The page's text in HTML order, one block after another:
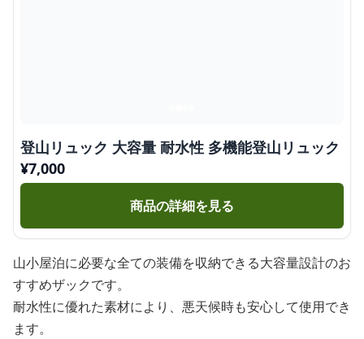
登山リュック 大容量 耐水性 多機能登山リュック
¥7,000
商品の詳細を見る
山小屋泊に必要な全ての装備を収納できる大容量設計のお
すすめザックです。
耐水性に優れた素材により、悪天候時も安心して使用でき
ます。